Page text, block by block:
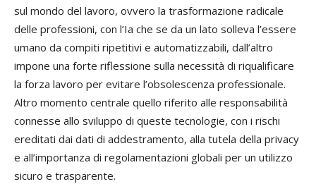
sul mondo del lavoro, ovvero la trasformazione radicale
delle professioni, con l’Ia che se da un lato solleva l’essere
umano da compiti ripetitivi e automatizzabili, dall’altro
impone una forte riflessione sulla necessità di riqualificare
la forza lavoro per evitare l’obsolescenza professionale.
Altro momento centrale quello riferito alle responsabilità
connesse allo sviluppo di queste tecnologie, con i rischi
ereditati dai dati di addestramento, alla tutela della privacy
e all’importanza di regolamentazioni globali per un utilizzo
sicuro e trasparente.